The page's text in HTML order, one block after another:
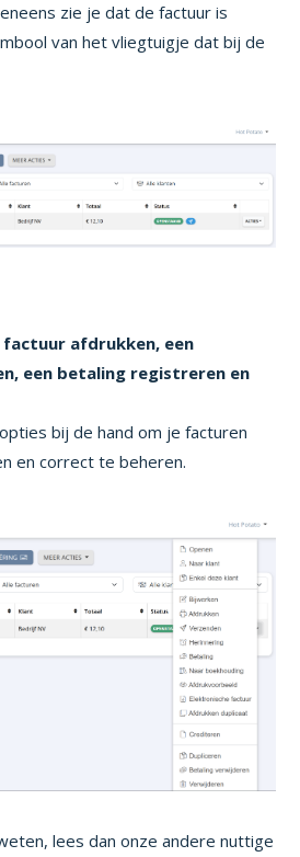
zie je dat de factuur is
van het vliegtuigje dat bij de
factuur afdrukken, een
een betaling registreren en
bij de hand om je facturen
en correct te beheren.
lees dan onze andere nuttige